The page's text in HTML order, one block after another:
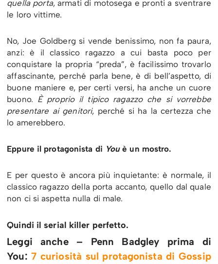
quella porta, armati di motosega e pronti a sventrare
le loro vittime.
No, Joe Goldberg si vende benissimo, non fa paura,
anzi: è il classico ragazzo a cui basta poco per
conquistare la propria “preda”, è facilissimo trovarlo
affascinante, perché parla bene, è di bell’aspetto, di
buone maniere e, per certi versi, ha anche un cuore
buono. È proprio il tipico ragazzo che si vorrebbe
presentare ai genitori, perché si ha la certezza che
lo amerebbero.
Eppure il protagonista di Youè un mostro.
E per questo è ancora più inquietante: è normale, il
classico ragazzo della porta accanto, quello dal quale
non ci si aspetta nulla di male.
Quindi il serial killer perfetto.
Leggi anche – Penn Badgley prima di
You:7 curiosità sul protagonista di Gossip